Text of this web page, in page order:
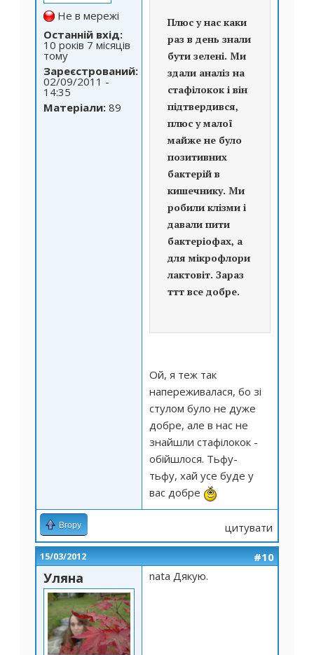
Не в мережі
Останній вхід:
10 років 7 місяців
тому
Зареєстрований:
02/09/2011 -
14:35
Матеріали: 89
Плюс у нас каки
раз в день знали
бути зелені. Ми
здали аналіз на
стафілокок і він
підтвердився,
плюс у малої
майже не було
позитивних
бактерій в
кишечнику. Ми
робили клізми і
давали пити
бактеріофах, а
для мікрофлори
лактовіт. Зараз
ттт все добре.
Ой, я теж так
напереживалася, бо зі
стулом було не дуже
добре, але в нас не
знайшли стафілокок -
обійшлося. Тьфу-
тьфу, хай усе буде у
вас добре
Вгору цитувати
15/03/2012 #10
Уляна nata Дякую.